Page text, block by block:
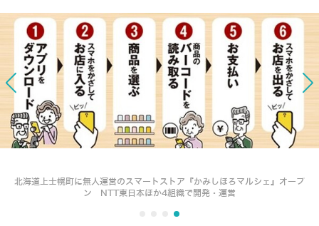
北海道上士幌町に無人運営のスマートストア『かみしほろマルシェ』オープ
ン NTT東日本ほか4組織で開発・運営